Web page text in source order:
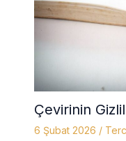
Çevirinin
6 Şubat 2026 /